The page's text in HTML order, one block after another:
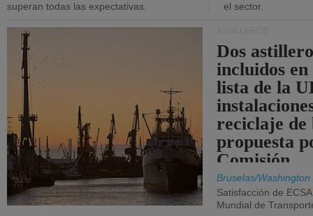
superan todas las expectativas.
el sector.
Dos
incluidos
lista de la
reciclaje de
propuesta
Comisión.
Bruselas/Washington
Satisfacción de
Mundial de